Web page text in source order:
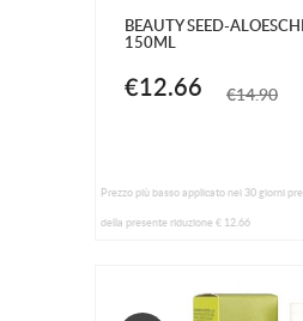
BEAUTY SEED-
150ML
€12.66 €14.90
Prezzo più basso applicato nei 30 giorni
della presente riduzione € 12.66